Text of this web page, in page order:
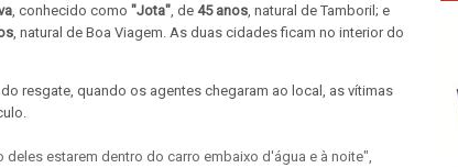
, conhecido como "Jota" , de 45 anos , natural de Tamboril; e
, natural de Boa Viagem. As duas cidades ficam no interior do
resgate, quando os agentes chegaram ao local, as vítimas
estarem dentro do carro embaixo d'água e à noite",